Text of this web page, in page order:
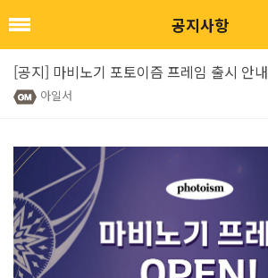
공지사항
[공지] 마비노기 포토이즘 프레임 출시 안내
아일서